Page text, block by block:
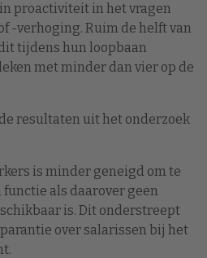
proactiviteit in het vragen
-verhoging. Ruim de helft van
tijdens hun loopbaan
met minder dan vier op de
resultaten uit het onderzoek
is minder geneigd om te
als daarover geen
is. Dit onderstreept
over salarissen bij het